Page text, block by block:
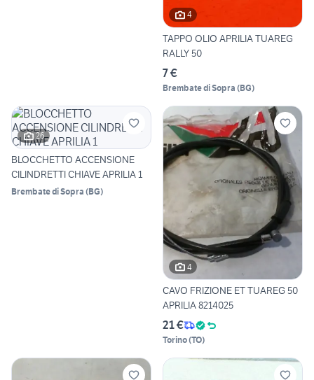
4
TAPPO OLIO APRILIA TUAREG
RALLY 50
7 €
Brembate di Sopra (BG)
26
BLOCCHETTO ACCENSIONE
CILINDRETTI CHIAVE APRILIA 1
Brembate di Sopra (BG)
4
CAVO FRIZIONE ET TUAREG 50
APRILIA 8214025
21 €
Torino(TO)